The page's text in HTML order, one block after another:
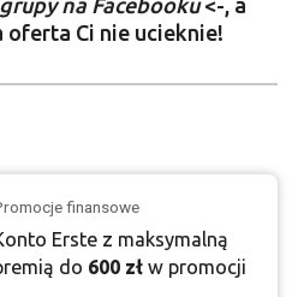
Ci nie ucieknie!
finansowe
Erste z maksymalną
do 600 zł w promocji